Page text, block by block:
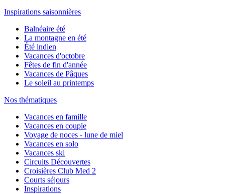
Inspirations saisonnières
Balnéaire été
La montagne en été
Été indien
Vacances d'octobre
Fêtes de fin d'année
Vacances de Pâques
Le soleil au printemps
Nos thématiques
Vacances en famille
Vacances en couple
Voyage de noces - lune de miel
Vacances en solo
Vacances ski
Circuits Découvertes
Croisières Club Med 2
Courts séjours
Inspirations